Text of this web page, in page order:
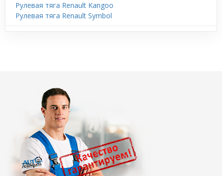
Рулевая тяга Renault Kangoo
Рулевая тяга Renault Symbol